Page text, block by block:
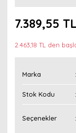
7.389,55 TL
2.463,18 TL den
Marka
Stok Kodu
Seçenekler